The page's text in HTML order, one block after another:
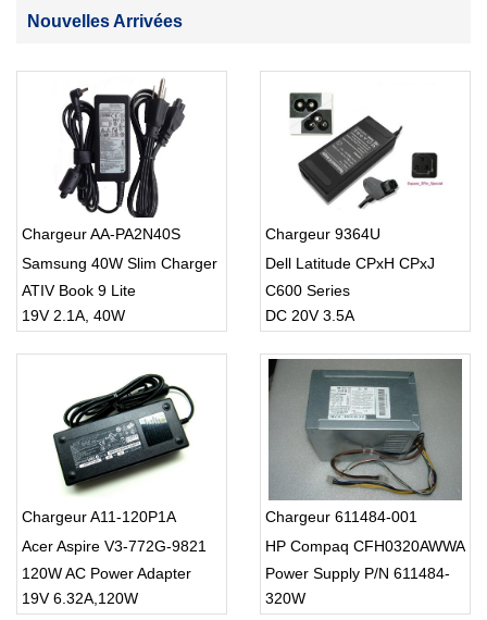
Nouvelles Arrivées
Chargeur AA-PA2N40S
Samsung 40W Slim Charger
ATIV Book 9 Lite
NP905S3G-K02ES Ultrabook
19V 2.1A, 40W
Chargeur 9364U
Dell Latitude CPxH CPxJ
C600 Series
DC 20V 3.5A
Chargeur A11-120P1A
Acer Aspire V3-772G-9821
120W AC Power Adapter
Charger/Cord
19V 6.32A,120W
Chargeur 611484-001
HP Compaq CFH0320AWWA
Power Supply P/N 611484-
001 613765-001
320W